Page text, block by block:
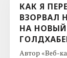
КАК Я
ВЗОРВАЛ
НА
Автор «Веб-